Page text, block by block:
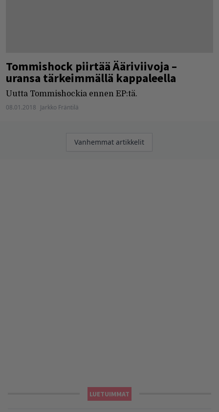
Tommishock piirtää Ääriviivoja –
uransa tärkeimmällä kappaleella
Uutta Tommishockia ennen EP:tä.
08.01.2018 Jarkko Fräntilä
Artikkelien
Vanhemmat artikkelit
LUETUIMMAT